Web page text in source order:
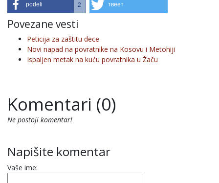
podeli 2 твеет
Povezane vesti
Peticija za zaštitu dece
Novi napad na povratnike na Kosovu i Metohiji
Ispaljen metak na kuću povratnika u Žaču
Komentari (0)
Ne postoji komentar!
Napišite komentar
Vaše ime: